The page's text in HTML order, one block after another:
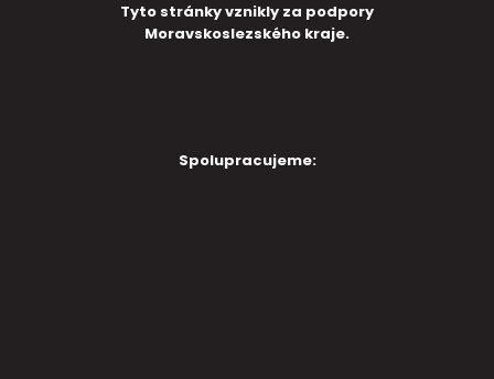
Tyto stránky vznikly za podpory
Moravskoslezského kraje.
Spolupracujeme: